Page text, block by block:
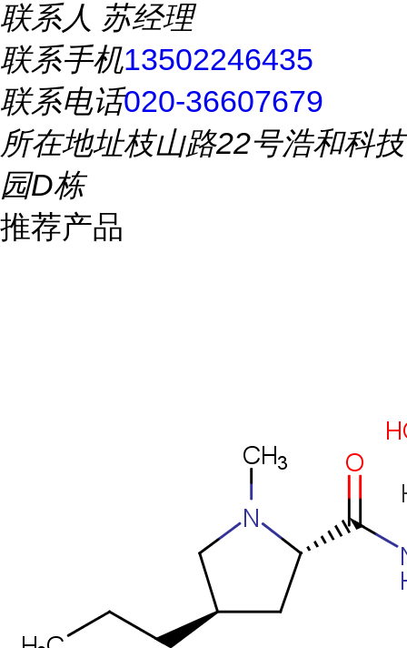
联系人 苏经理
联系手机13502246435
联系电话020-36607679
所在地址枝山路22号浩和科技
园D栋
推荐产品